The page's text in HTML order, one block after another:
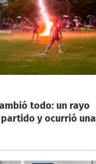
todo: un rayo
y ocurrió una